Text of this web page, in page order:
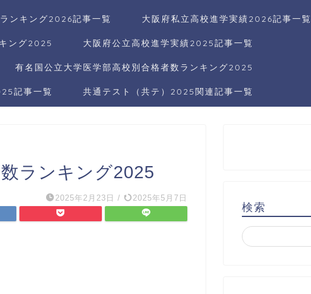
ンキング2026記事一覧 大阪府私立高校進学実績2026記事一覧
ング2025 大阪府公立高校進学実績2025記事一覧
有名国公立大学医学部高校別合格者数ランキング2025
記事一覧 共通テスト（共テ）2025関連記事一覧
ランキング2025
2025年2月23日 / 2025年5月7日
検索